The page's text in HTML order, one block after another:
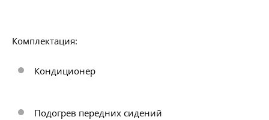
Комплектация:
Кондиционер
Подогрев передних сидений